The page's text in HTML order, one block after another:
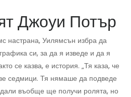
Джоуи Потър
настрана, Уилямсън избра да
си, за да я изведе и да я
се казва, е история. „Тя каза, че
седмици. Тя нямаше да подведе
въобще ще получи ролята, но